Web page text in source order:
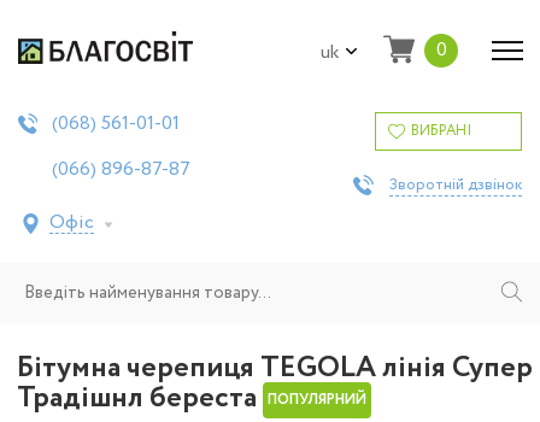
uk 0
(068) 561-01-01
(066) 896-87-87
Офіс
ВИБРАНІ
Зворотній дзвінок
Бітумна черепиця TEGOLA лінія Супер
Традішнл береста ПОПУЛЯРНИЙ